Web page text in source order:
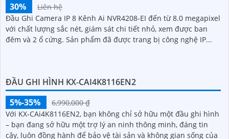
30%
Liên hệ
Đầu Ghi Camera IP 8 Kênh Ai NVR4208-EI đến từ 8.0 megapixel
với chất lượng sắc nét, giám sát chi tiết nhỏ, xem được ban
đêm và 2 ổ cứng. Sản phẩm đã được trang bị công nghệ IP...